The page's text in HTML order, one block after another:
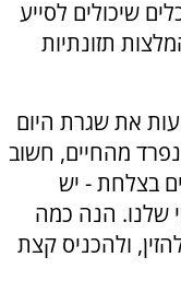
שיכולים לסייע
תזונתיות
את שגרת היום
מהחיים, חשוב
בצלחת - יש
שלנו. הנה כמה
ולהכניס קצת